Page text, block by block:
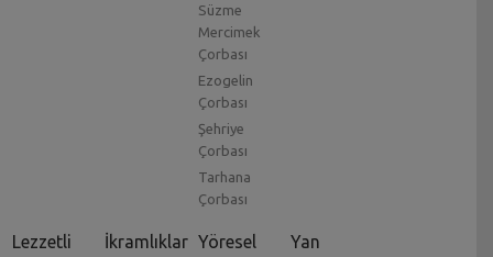
Süzme
Mercimek
Çorbası
Ezogelin
Çorbası
Şehriye
Çorbası
Tarhana
Çorbası
Lezzetli
İkramlıklar Yöresel
Yan